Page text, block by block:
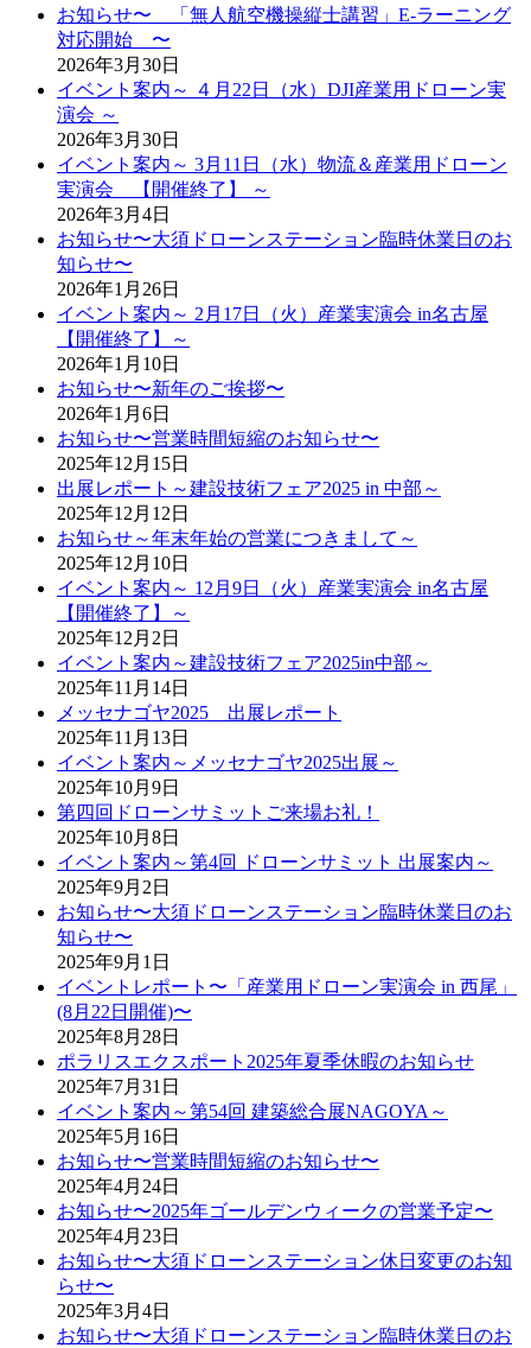
お知らせ〜 「無人航空機操縦士講習」E-ラーニング
対応開始 〜
2026年3月30日
イベント案内～ ４月22日（水）DJI産業用ドローン実
演会 ～
2026年3月30日
イベント案内～ 3月11日（水）物流＆産業用ドローン
実演会 【開催終了】 ～
2026年3月4日
お知らせ〜大須ドローンステーション臨時休業日のお
知らせ〜
2026年1月26日
イベント案内～ 2月17日（火）産業実演会 in名古屋
【開催終了】～
2026年1月10日
お知らせ〜新年のご挨拶〜
2026年1月6日
お知らせ〜営業時間短縮のお知らせ〜
2025年12月15日
出展レポート～建設技術フェア2025 in 中部～
2025年12月12日
お知らせ～年末年始の営業につきまして～
2025年12月10日
イベント案内～ 12月9日（火）産業実演会 in名古屋
【開催終了】～
2025年12月2日
イベント案内～建設技術フェア2025in中部～
2025年11月14日
メッセナゴヤ2025 出展レポート
2025年11月13日
イベント案内～メッセナゴヤ2025出展～
2025年10月9日
第四回ドローンサミットご来場お礼！
2025年10月8日
イベント案内～第4回 ドローンサミット 出展案内～
2025年9月2日
お知らせ〜大須ドローンステーション臨時休業日のお
知らせ〜
2025年9月1日
イベントレポート〜「産業用ドローン実演会 in 西尾」
(8月22日開催)〜
2025年8月28日
ポラリスエクスポート2025年夏季休暇のお知らせ
2025年7月31日
イベント案内～第54回 建築総合展NAGOYA～
2025年5月16日
お知らせ〜営業時間短縮のお知らせ〜
2025年4月24日
お知らせ〜2025年ゴールデンウィークの営業予定〜
2025年4月23日
お知らせ〜大須ドローンステーション休日変更のお知
らせ〜
2025年3月4日
お知らせ〜大須ドローンステーション臨時休業日のお